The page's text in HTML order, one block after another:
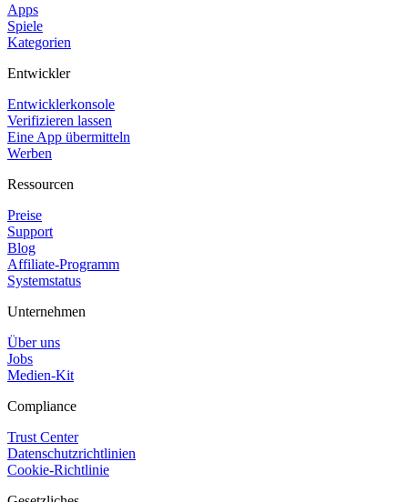
Apps
Spiele
Kategorien
Entwickler
Entwicklerkonsole
Verifizieren lassen
Eine App übermitteln
Werben
Ressourcen
Preise
Support
Blog
Affiliate-Programm
Systemstatus
Unternehmen
Über uns
Jobs
Medien-Kit
Compliance
Trust Center
Datenschutzrichtlinien
Cookie-Richtlinie